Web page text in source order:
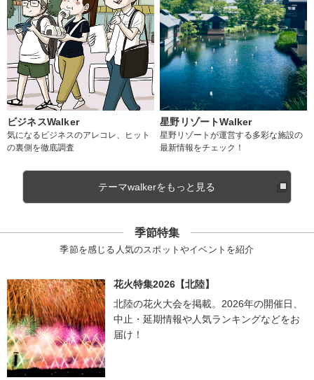
ビジネスWalker
気になるビジネスのアレコレ、ヒット
の裏側を徹底調査
星野リゾートWalker
星野リゾートが運営する多彩な施設の
最新情報をチェック！
テーマwalkerをもっと見る
季節特集
季節を感じる人気のスポットやイベントを紹介
花火特集2026【北陸】
北陸の花火大会を掲載。2026年の開催日、
中止・延期情報や人気ランキングなどをお
届け！